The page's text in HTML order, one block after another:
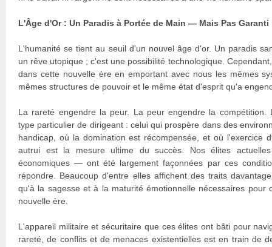
L'Âge d'Or : Un Paradis à Portée de Main — Mais Pas Garanti
L'humanité se tient au seuil d'un nouvel âge d'or. Un paradis
un rêve utopique ; c'est une possibilité technologique.
dans cette nouvelle ère en emportant avec nous les mêmes
mêmes structures de pouvoir et le même état d'esprit qu'a
La rareté engendre la peur. La peur engendre la compétition.
type particulier de dirigeant : celui qui prospère dans des
handicap, où la domination est récompensée, et où l'exercice
autrui est la mesure ultime du succès. Nos élites
économiques — ont été largement façonnées par ces
répondre. Beaucoup d'entre elles affichent des traits
qu'à la sagesse et à la maturité émotionnelle nécessaires pour
nouvelle ère.
L'appareil militaire et sécuritaire que ces élites ont bâti pour
rareté, de conflits et de menaces existentielles est en train de